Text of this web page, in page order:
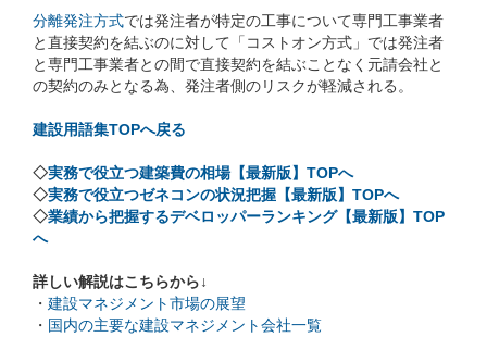
分離発注方式では発注者が特定の工事について専門工事業者
と直接契約を結ぶのに対して「コストオン方式」では発注者
と専門工事業者との間で直接契約を結ぶことなく元請会社と
の契約のみとなる為、発注者側のリスクが軽減される。
建設用語集TOPへ戻る
◇実務で役立つ建築費の相場【最新版】TOPへ
◇実務で役立つゼネコンの状況把握【最新版】TOPへ
◇業績から把握するデベロッパーランキング【最新版】TOP
へ
詳しい解説はこちらから↓
・ 建設マネジメント市場の展望
・ 国内の主要な建設マネジメント会社一覧